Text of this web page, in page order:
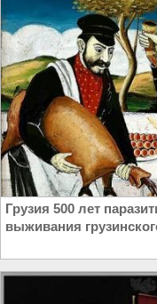
Грузия 500 лет
выживания